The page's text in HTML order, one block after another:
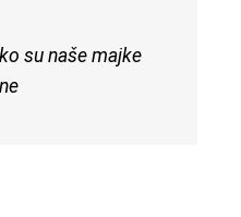
su naše majke